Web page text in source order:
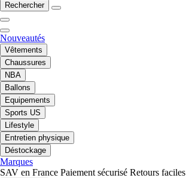
Rechercher
Nouveautés
Vêtements
Chaussures
NBA
Ballons
Equipements
Sports US
Lifestyle
Entretien physique
Déstockage
Marques
SAV en France Paiement sécurisé Retours faciles